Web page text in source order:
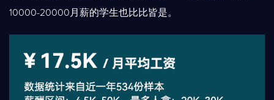
10000-20000月薪的学生也比比皆是。